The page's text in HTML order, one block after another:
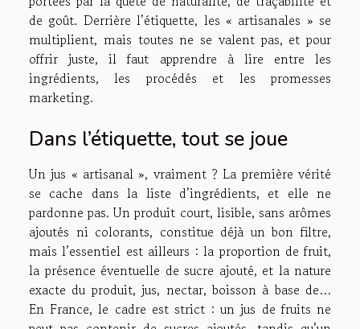
de goût. Derrière l’étiquette, les « artisanales » se
multiplient, mais toutes ne se valent pas, et pour
offrir juste, il faut apprendre à lire entre les
ingrédients, les procédés et les promesses
marketing.
Dans l’étiquette, tout se joue
Un jus « artisanal », vraiment ? La première vérité
se cache dans la liste d’ingrédients, et elle ne
pardonne pas. Un produit court, lisible, sans arômes
ajoutés ni colorants, constitue déjà un bon filtre,
mais l’essentiel est ailleurs : la proportion de fruit,
la présence éventuelle de sucre ajouté, et la nature
exacte du produit, jus, nectar, boisson à base de…
En France, le cadre est strict : un jus de fruits ne